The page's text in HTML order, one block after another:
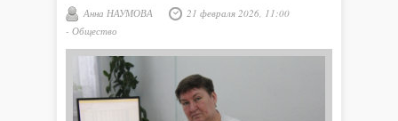
Анна НАУМОВА
21 февраля 2026, 11:00
- Общество